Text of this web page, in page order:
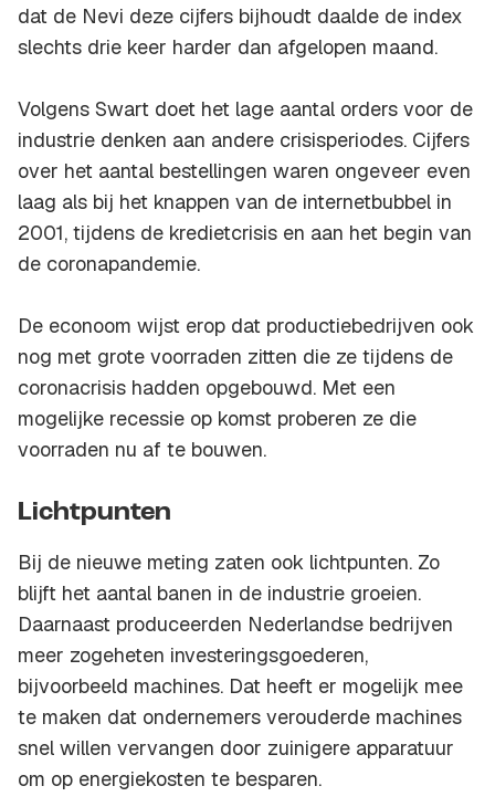
dat de Nevi deze cijfers bijhoudt daalde de index
slechts drie keer harder dan afgelopen maand.
Volgens Swart doet het lage aantal orders voor de
industrie denken aan andere crisisperiodes. Cijfers
over het aantal bestellingen waren ongeveer even
laag als bij het knappen van de internetbubbel in
2001, tijdens de kredietcrisis en aan het begin van
de coronapandemie.
De econoom wijst erop dat productiebedrijven ook
nog met grote voorraden zitten die ze tijdens de
coronacrisis hadden opgebouwd. Met een
mogelijke recessie op komst proberen ze die
voorraden nu af te bouwen.
Lichtpunten
Bij de nieuwe meting zaten ook lichtpunten. Zo
blijft het aantal banen in de industrie groeien.
Daarnaast produceerden Nederlandse bedrijven
meer zogeheten investeringsgoederen,
bijvoorbeeld machines. Dat heeft er mogelijk mee
te maken dat ondernemers verouderde machines
snel willen vervangen door zuinigere apparatuur
om op energiekosten te besparen.